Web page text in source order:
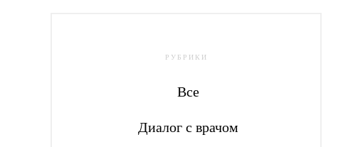
РУБРИКИ
Все
Диалог с врачом